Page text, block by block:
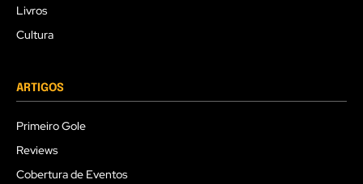
Livros
Cultura
ARTIGOS
Primeiro Gole
Reviews
Cobertura de Eventos